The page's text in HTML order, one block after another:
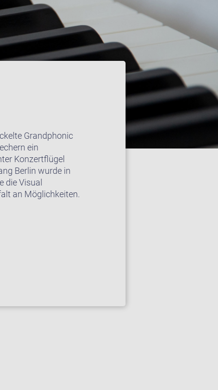
Grandphonic
ein
Konzertflügel
Berlin wurde in
die Visual
an Möglichkeiten.